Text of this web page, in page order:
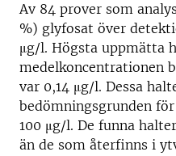
Av 84 prover som
%) glyfosat över
μg/l. Högsta uppmätta
medelkoncentrationen
var 0,14 μg/l. Dessa
bedömningsgrunden
100 μg/l. De funna
än de som återfinns i